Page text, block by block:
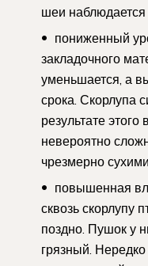
шеи наблюдается
пониженный
закладочного
уменьшается, а
срока. Скорлупа
результате
невероятно
чрезмерно
повышенная
сквозь скорлупу
поздно. Пушок у
грязный.